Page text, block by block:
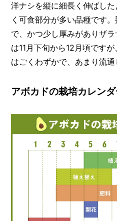
洋ナシを縦に細長く伸ばし
く可食部分が多い品種です
で、かつ少し厚みがありザ
は11月下旬から12月頃です
はごくわずかで、あまり流通
アボカドの栽培カレン